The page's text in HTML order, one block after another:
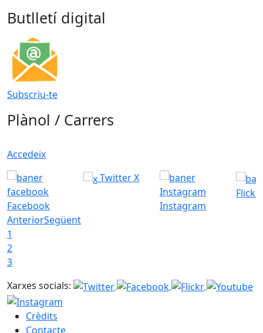
Butlletí digital
Subscriu-te
Plànol / Carrers
Accedeix
Facebook
Twitter X
Instagram
Flickr
AnteriorSegüent
1
2
3
Xarxes socials:
Crèdits
Contacte